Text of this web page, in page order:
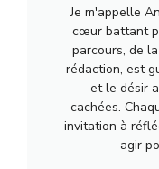
Je m'appelle
cœur battant
parcours, de
rédaction, est
et le désir
cachées.
invitation à
agir